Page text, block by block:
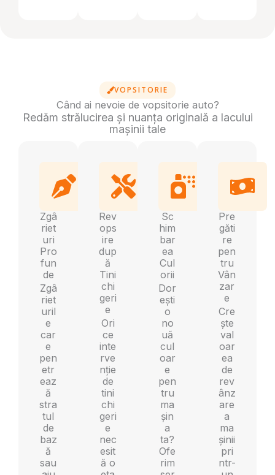
VOPSITORIE
Când ai nevoie de vopsitorie auto?
Redăm strălucirea și nuanța originală a lacului
mașinii tale
Zgâ
riet
uri
Pro
fun
de
Zgâ
riet
uril
e
car
e
pen
etr
eaz
ă
stra
tul
de
baz
ă
sau
Rev
ops
ire
dup
ă
Tini
chi
geri
e
Ori
ce
inte
rve
nție
de
tini
chi
geri
e
nec
esit
ă o
Sc
him
bar
ea
Cul
orii
Dor
ești
o
no
uă
cul
oar
e
pen
tru
ma
șin
a
ta?
Ofe
rim
Pre
găti
re
pen
tru
Vân
zar
e
Cre
ște
val
oar
ea
de
rev
ânz
are
a
ma
șinii
pri
ntr-